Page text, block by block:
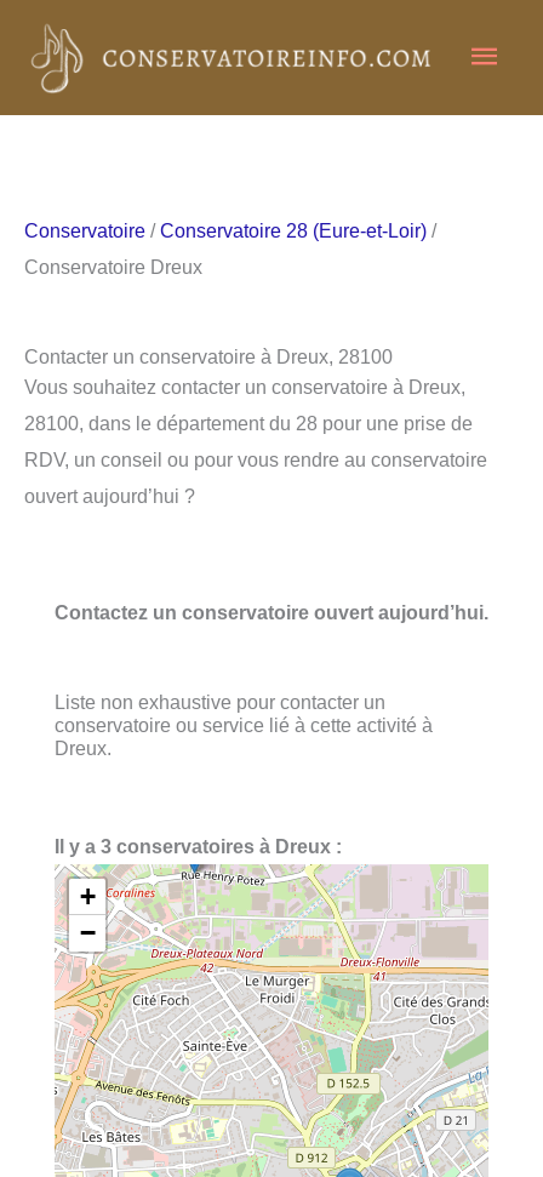
contenu
Conservatoire /Conservatoire 28 (Eure-et-Loir) /
Conservatoire Dreux
Contacter un conservatoire à Dreux, 28100
Vous souhaitez contacter un conservatoire à Dreux,
28100, dans le département du 28 pour une prise de
RDV, un conseil ou pour vous rendre au conservatoire
ouvert aujourd’hui ?
Contactez un conservatoire ouvert aujourd’hui.
Liste non exhaustive pour contacter un
conservatoire ou service lié à cette activité à
Dreux.
Il y a 3 conservatoires à Dreux :
+
−